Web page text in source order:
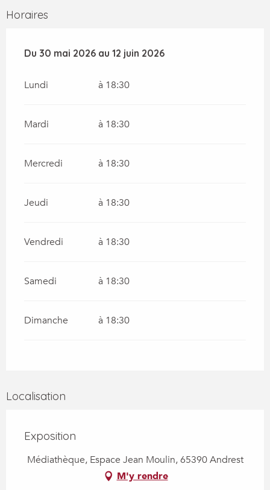
Horaires
Du 30 mai 2026 au 12 juin 2026
Du 30 mai 2026 au 12 juin 2026
Lundi à 18:30
Mardi à 18:30
Mercredi à 18:30
Jeudi à 18:30
Vendredi à 18:30
Samedi à 18:30
Dimanche à 18:30
Localisation
Exposition
Médiathèque, Espace Jean Moulin, 65390 Andrest
M'y rendre